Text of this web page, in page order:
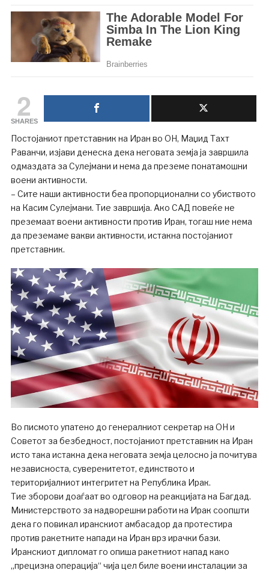
2
SHARES
Постојаниот претставник на Иран во ОН, Маџид Тахт
Раванчи, изјави денеска дека неговата земја ја завршила
одмаздата за Сулејмани и нема да преземе понатамошни
воени активности.
– Сите наши активности беа пропорционални со убиството
на Касим Сулејмани. Тие завршија. Ако САД повеќе не
преземаат воени активности против Иран, тогаш ние нема
да преземаме вакви активности, истакна постојаниот
претставник.
Во писмото упатено до генералниот секретар на ОН и
Советот за безбедност, постојаниот претставник на Иран
исто така истакна дека неговата земја целосно ја почитува
независноста, суверенитетот, единството и
територијалниот интегритет на Република Ирак.
Тие зборови доаѓаат во одговор на реакцијата на Багдад.
Министерството за надворешни работи на Ирак соопшти
дека го повикал иранскиот амбасадор да протестира
против ракетните напади на Иран врз ирачки бази.
Иранскиот дипломат го опиша ракетниот напад како
„прецизна операција“ чија цел биле воени инсталации за